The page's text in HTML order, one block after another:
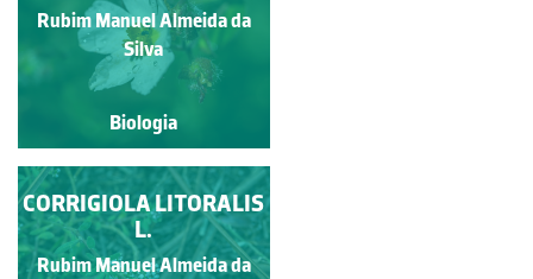
Rubim Manuel Almeida da
Silva
Biologia
Rubim Manuel Almeida da
Silva
Biologia
CONYZA CANADENSIS
(L.) CRONQUIST
Rubim Manuel Almeida da
CORRIGIOLA LITORALIS
L.
Rubim Manuel Almeida da